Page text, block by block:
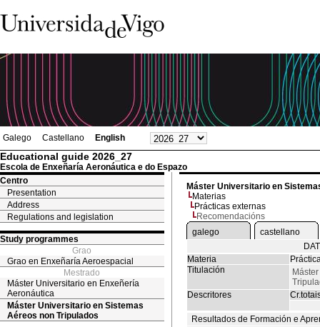
Galego Castellano English
Educational guide 2026_27
Escola de Enxeñaría Aeronáutica e do Espazo
Centro
Presentation
Address
Regulations and legislation
Study programmes
Grao
Grao en Enxeñaría Aeroespacial
Mestrado
Máster Universitario en Enxeñería
Aeronáutica
Máster Universitario en Sistemas
Aéreos non Tripulados
Máster Universitario en
Materias
Prácticas externas
Recomendacións
galego
castellano
Materia
Titulación
Descritores
Resultados de Formación e